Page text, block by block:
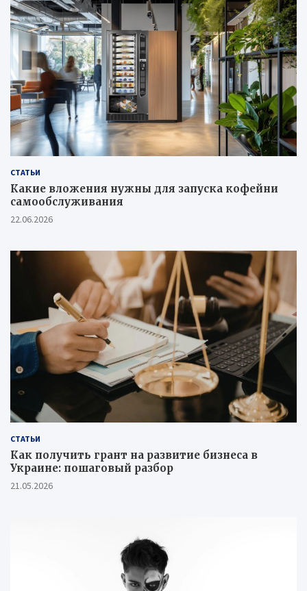
СТАТЬИ
Какие вложения нужны для запуска кофейни
самообслуживания
22.06.2026
СТАТЬИ
Как получить грант на развитие бизнеса в
Украине: пошаговый разбор
21.05.2026